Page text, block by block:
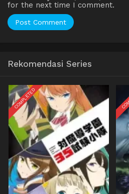
for the next time I comment.
Rekomendasi Series
COMPLETED